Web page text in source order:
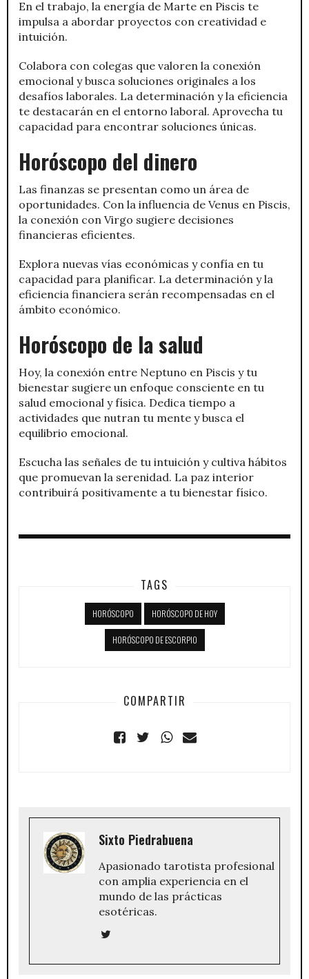
En el trabajo, la energía de Marte en Piscis te
impulsa a abordar proyectos con creatividad e
intuición.
Colabora con colegas que valoren la conexión
emocional y busca soluciones originales a los
desafíos laborales. La determinación y la eficiencia
te destacarán en el entorno laboral. Aprovecha tu
capacidad para encontrar soluciones únicas.
Horóscopo del dinero
Las finanzas se presentan como un área de
oportunidades. Con la influencia de Venus en Piscis,
la conexión con Virgo sugiere decisiones
financieras eficientes.
Explora nuevas vías económicas y confía en tu
capacidad para planificar. La determinación y la
eficiencia financiera serán recompensadas en el
ámbito económico.
Horóscopo de la salud
Hoy, la conexión entre Neptuno en Piscis y tu
bienestar sugiere un enfoque consciente en tu
salud emocional y física. Dedica tiempo a
actividades que nutran tu mente y busca el
equilibrio emocional.
Escucha las señales de tu intuición y cultiva hábitos
que promuevan la serenidad. La paz interior
contribuirá positivamente a tu bienestar físico.
TAGS
HORÓSCOPO HORÓSCOPO DE HOY
HORÓSCOPO DE ESCORPIO
COMPARTIR
Sixto Piedrabuena
Apasionado tarotista profesional
con amplia experiencia en el
mundo de las prácticas
esotéricas.